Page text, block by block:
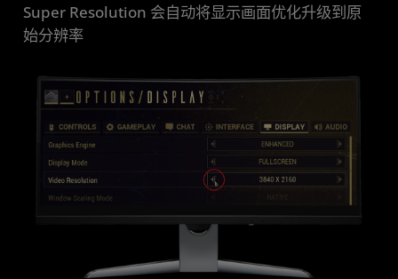
Super Resolution 会自动将显示画面优化升级到原
始分辨率